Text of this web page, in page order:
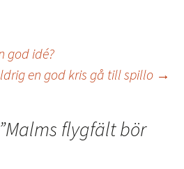
god idé?
en god kris gå till spillo →
Malms flygfält bör